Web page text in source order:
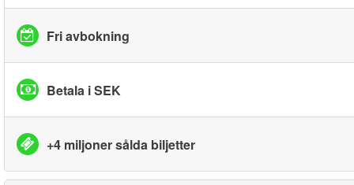
Fri avbokning
Betala i SEK
+4 miljoner sålda biljetter